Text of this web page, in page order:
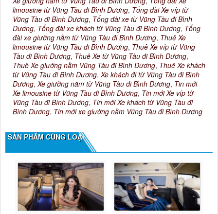
limousine từ Vũng Tàu đi Bình Dương, Tổng đài Xe víp từ
Vũng Tàu đi Bình Dương, Tổng đài xe từ Vũng Tàu đi Bình
Dương, Tổng đài xe khách từ Vũng Tàu đi Bình Dương, Tổng
đài xe giường nằm từ Vũng Tàu đi Bình Dương, Thuê Xe
limousine từ Vũng Tàu đi Bình Dương, Thuê Xe víp từ Vũng
Tàu đi Bình Dương, Thuê Xe từ Vũng Tàu đi Bình Dương,
Thuê Xe giường nằm Vũng Tàu đi Bình Dương, Thuê Xe khách
từ Vũng Tàu đi Bình Dương, Xe khách đi từ Vũng Tàu đi Bình
Dương, Xe giường nằm từ Vũng Tàu đi Bình Dương, Tin mới
Xe limousine từ Vũng Tàu đi Bình Dương, Tin mới Xe víp từ
Vũng Tàu đi Bình Dương, Tin mới Xe khách từ Vũng Tàu đi
Bình Dương, Tin mới xe giường nằm Vũng Tàu đi Bình Dương
SẢN PHẨM CÙNG LOẠI